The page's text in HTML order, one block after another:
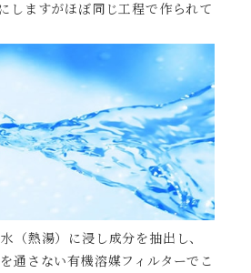
しますがほぼ同じ工程で作られて
（熱湯）に浸し成分を抽出し、
通さない有機溶媒フィルターでこ